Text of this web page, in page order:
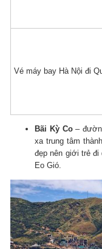
Vé máy bay Hà Nội đi
Bãi Kỳ Co–
xa trung tâm
đẹp nên giới trẻ
Eo Gió.